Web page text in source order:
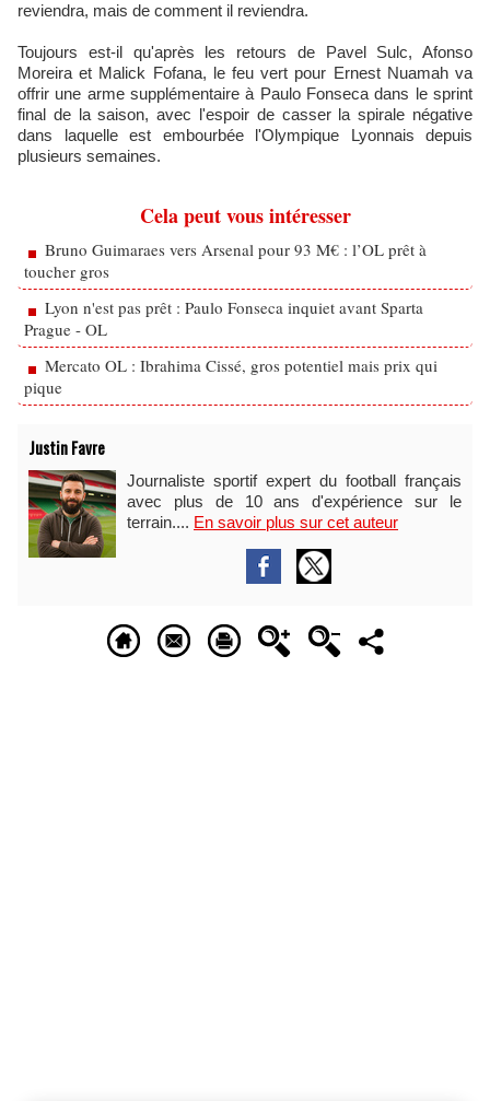
reviendra, mais de comment il reviendra.
Toujours est-il qu'après les retours de Pavel Sulc, Afonso
Moreira et Malick Fofana, le feu vert pour Ernest Nuamah va
offrir une arme supplémentaire à Paulo Fonseca dans le sprint
final de la saison, avec l'espoir de casser la spirale négative
dans laquelle est embourbée l'Olympique Lyonnais depuis
plusieurs semaines.
Cela peut vous intéresser
Bruno Guimaraes vers Arsenal pour 93 M€ : l’OL prêt à
toucher gros
Lyon n'est pas prêt : Paulo Fonseca inquiet avant Sparta
Prague - OL
Mercato OL : Ibrahima Cissé, gros potentiel mais prix qui
pique
Justin Favre
Journaliste sportif expert du football français
avec plus de 10 ans d'expérience sur le
terrain.... En savoir plus sur cet auteur